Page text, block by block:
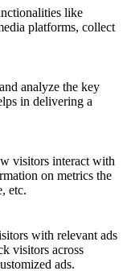
like
platforms, collect
analyze the key
in delivering a
visitors interact with
on metrics the
etc.
with relevant ads
visitors across
ads.